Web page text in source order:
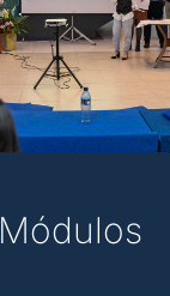
Módulos